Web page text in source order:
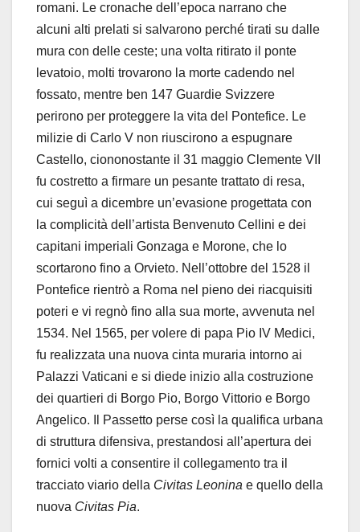
romani. Le cronache dell’epoca narrano che
alcuni alti prelati si salvarono perché tirati su dalle
mura con delle ceste; una volta ritirato il ponte
levatoio, molti trovarono la morte cadendo nel
fossato, mentre ben 147 Guardie Svizzere
perirono per proteggere la vita del Pontefice. Le
milizie di Carlo V non riuscirono a espugnare
Castello, ciononostante il 31 maggio Clemente VII
fu costretto a firmare un pesante trattato di resa,
cui seguì a dicembre un’evasione progettata con
la complicità dell’artista Benvenuto Cellini e dei
capitani imperiali Gonzaga e Morone, che lo
scortarono fino a Orvieto. Nell’ottobre del 1528 il
Pontefice rientrò a Roma nel pieno dei riacquisiti
poteri e vi regnò fino alla sua morte, avvenuta nel
1534. Nel 1565, per volere di papa Pio IV Medici,
fu realizzata una nuova cinta muraria intorno ai
Palazzi Vaticani e si diede inizio alla costruzione
dei quartieri di Borgo Pio, Borgo Vittorio e Borgo
Angelico. Il Passetto perse così la qualifica urbana
di struttura difensiva, prestandosi all’apertura dei
fornici volti a consentire il collegamento tra il
tracciato viario della Civitas Leonina e quello della
nuova Civitas Pia.